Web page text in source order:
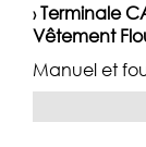
› Terminale
Vêtement
Manuel et